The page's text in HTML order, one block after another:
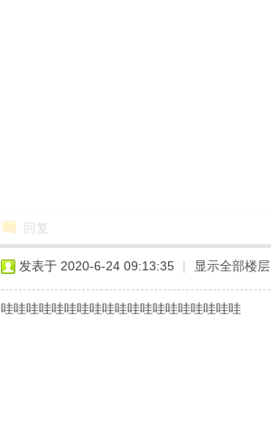
回复
发表于 2020-6-24 09:13:35 | 显示全部楼层
哇哇哇哇哇哇哇哇哇哇哇哇哇哇哇哇哇哇哇